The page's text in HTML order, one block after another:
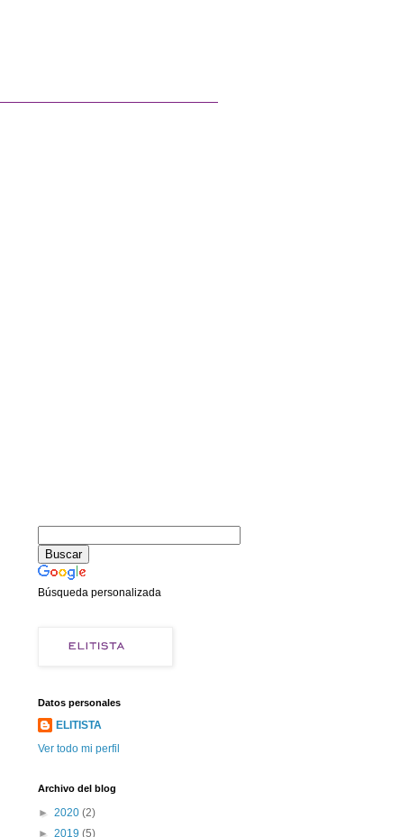
Búsqueda personalizada
Datos personales
ELITISTA
Ver todo mi perfil
Archivo del blog
► 2020 (2)
► 2019 (5)